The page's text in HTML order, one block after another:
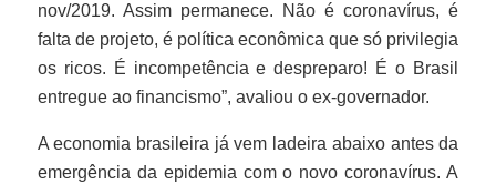
nov/2019. Assim permanece. Não é coronavírus, é
falta de projeto, é política econômica que só privilegia
os ricos. É incompetência e despreparo! É o Brasil
entregue ao financismo”, avaliou o ex-governador.
A economia brasileira já vem ladeira abaixo antes da
emergência da epidemia com o novo coronavírus. A